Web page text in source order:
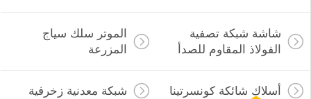
شاشة شبكة تصفية
الفولاذ المقاوم للصدأ
الموتر سلك سياج
المزرعة
أسلاك شائكة كونسرتينا شبكة معدنية زخرفية